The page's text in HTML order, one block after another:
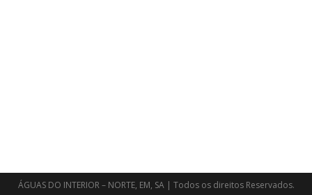
ÁGUAS DO INTERIOR – NORTE, EM, SA | Todos os direitos Reservados.